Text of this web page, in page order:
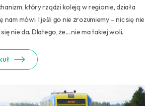
który rządzi koleją w regionie, działa
nam mówi. I jeśli go nie zrozumiemy – nic się nie
nie da. Dlatego, że… nie ma takiej woli.